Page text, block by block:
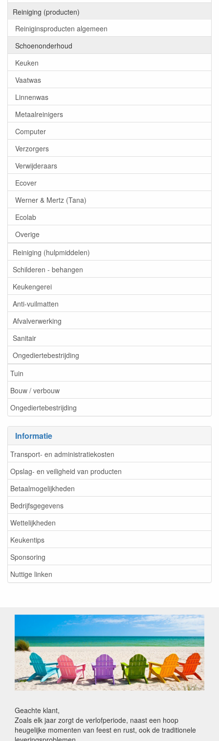
Reiniging (producten)
Reiniginsproducten algemeen
Schoenonderhoud
Keuken
Vaatwas
Linnenwas
Metaalreinigers
Computer
Verzorgers
Verwijderaars
Ecover
Werner & Mertz (Tana)
Ecolab
Overige
Reiniging (hulpmiddelen)
Schilderen - behangen
Keukengerei
Anti-vuilmatten
Afvalverwerking
Sanitair
Ongediertebestrijding
Tuin
Bouw / verbouw
Ongediertebestrijding
Informatie
Transport- en administratiekosten
Opslag- en veiligheid van producten
Betaalmogelijkheden
Bedrijfsgegevens
Wettelijkheden
Keukentips
Sponsoring
Nuttige linken
Geachte klant,
Zoals elk jaar zorgt de verlofperiode, naast een hoop
heugelijke momenten van feest en rust, ook de traditionele